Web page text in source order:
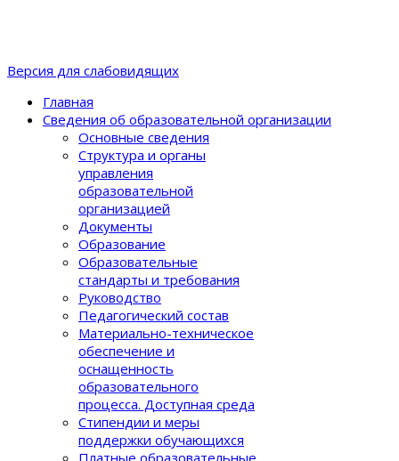
Версия для слабовидящих
Главная
Сведения об образовательной организации
Основные сведения
Структура и органы
управления
образовательной
организацией
Документы
Образование
Образовательные
стандарты и требования
Руководство
Педагогический состав
Материально-техническое
обеспечение и
оснащенность
образовательного
процеcса. Доступная среда
Стипендии и меры
поддержки обучающихся
Платные образовательные